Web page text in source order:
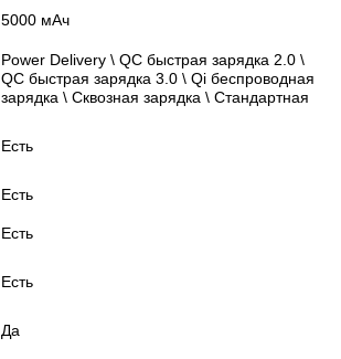
5000 мАч
Power Delivery \ QC быстрая зарядка 2.0 \
QC быстрая зарядка 3.0 \ Qi беспроводная
зарядка \ Сквозная зарядка \ Стандартная
Есть
Есть
Есть
Есть
Да